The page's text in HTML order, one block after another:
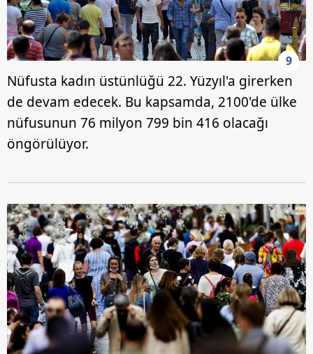
9
Nüfusta kadın üstünlüğü 22. Yüzyıl'a girerken
de devam edecek. Bu kapsamda, 2100'de ülke
nüfusunun 76 milyon 799 bin 416 olacağı
öngörülüyor.